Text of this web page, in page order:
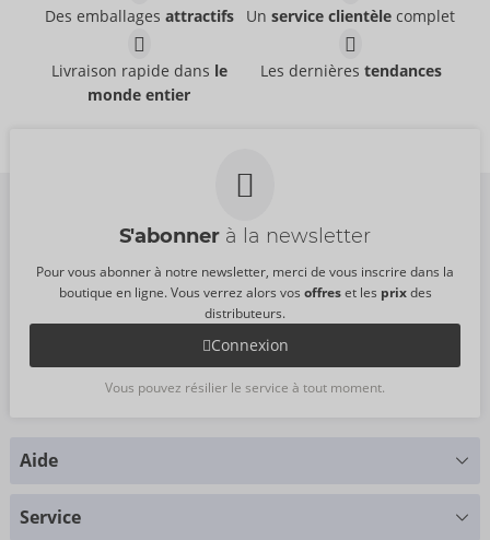
Contenu : 15 ml
06316800000
14,95 €
Dimensions : 100 ml
Deep Throat
06308530000
Blackberry Vibration!
Des emballages attractifs Unservice clientèle complet
Livraison rapide dans le
monde entier
Les dernières tendances
S'abonner à la newsletter
Pour vous abonner à notre newsletter, merci de vous inscrire dans la
boutique en ligne. Vous verrez alors vos offreset les prixdes
distributeurs.
Connexion
Vous pouvez résilier le service à tout moment.
Aide
Service